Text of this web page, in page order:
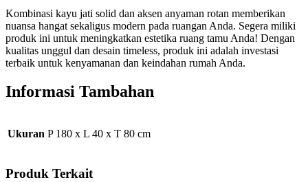
Kombinasi kayu jati solid dan aksen anyaman rotan memberikan
nuansa hangat sekaligus modern pada ruangan Anda. Segera miliki
produk ini untuk meningkatkan estetika ruang tamu Anda! Dengan
kualitas unggul dan desain timeless, produk ini adalah investasi
terbaik untuk kenyamanan dan keindahan rumah Anda.
Informasi Tambahan
Ukuran P 180 x L 40 x T 80 cm
Produk Terkait